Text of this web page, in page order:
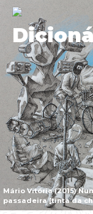
Mário Vitória (2015)
passadeira [tinta da